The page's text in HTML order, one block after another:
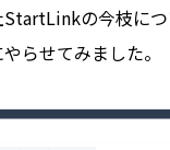
の今枝に
らせてみました。